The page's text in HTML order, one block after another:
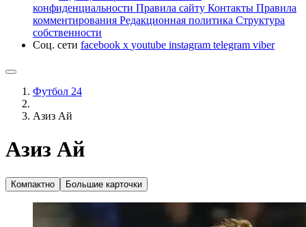
конфиденциальности Правила сайту Контакты Правила
комментирования Редакционная политика Структура
собственности
Соц. сети facebook x youtube instagram telegram viber
Футбол 24
Азиз Ай
Азиз Ай
Компактно Большие карточки